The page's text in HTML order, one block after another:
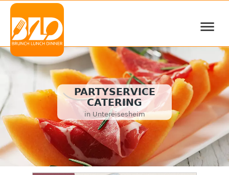
≡
PARTYSERVICE
CATERING
in Untereisesheim